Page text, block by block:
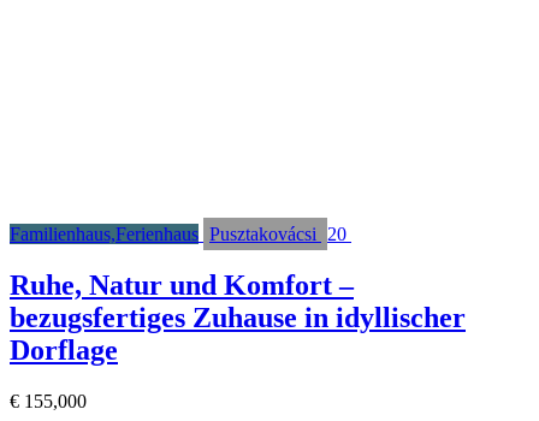
Familienhaus,Ferienhaus Pusztakovácsi 20
Ruhe, Natur und Komfort –
bezugsfertiges Zuhause in idyllischer
Dorflage
€ 155,000